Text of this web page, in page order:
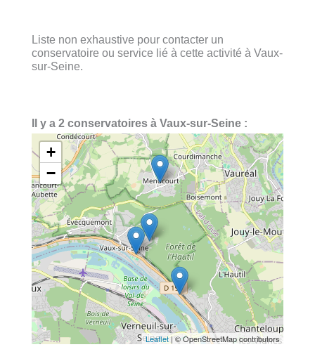
Liste non exhaustive pour contacter un
conservatoire ou service lié à cette activité à Vaux-
sur-Seine.
Il y a 2 conservatoires à Vaux-sur-Seine :
+
−
Leaflet| © OpenStreetMap contributors